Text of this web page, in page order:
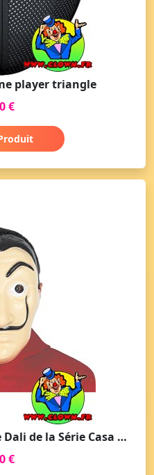
player triangle
€
Authentique Masque de Dali de la Série Casa de Papel
€